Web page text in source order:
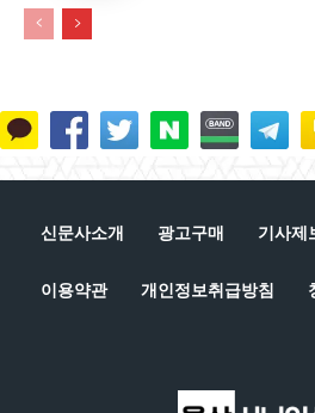
신문사소개 광고구매 기사제
이용약관 개인정보취급방침